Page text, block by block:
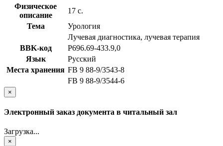
Физическое
описание
17 с.
Тема
Урология
Лучевая диагностика, лучевая терапия
BBK-код
Р696.69-433.9,0
Язык
Русский
Места хранения FB 9 88-9/3543-8
FB 9 88-9/3544-6
×
Электронный заказ документа в читальный зал
Загрузка...
×